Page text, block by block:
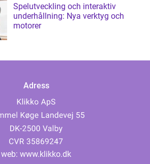
Spelutveckling och interaktiv
underhållning: Nya verktyg och
motorer
Adress
web: www.klikko.dk